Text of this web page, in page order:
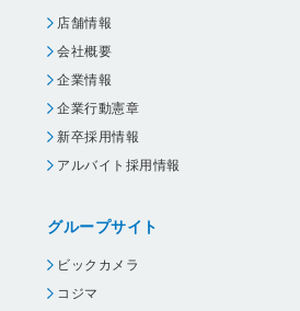
店舗情報
会社概要
企業情報
企業行動憲章
新卒採用情報
アルバイト採用情報
グループサイト
ビックカメラ
コジマ